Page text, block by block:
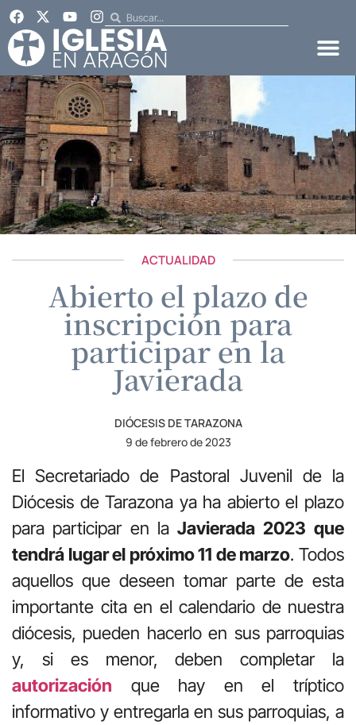
ACTUALIDAD
Abierto el plazo de
inscripción para
participar en la
Javierada
DIÓCESIS DE TARAZONA
9 de febrero de 2023
El Secretariado de Pastoral Juvenil de la
Diócesis de Tarazona ya ha abierto el plazo
para participar en laJavierada 2023 que
tendrá lugar el próximo 11 de marzo. Todos
aquellos que deseen tomar parte de esta
importante cita en el calendario de nuestra
diócesis, pueden hacerlo en sus parroquias
y, si es menor, deben completar la
autorización que hay en el tríptico
informativo y entregarla en sus parroquias, a